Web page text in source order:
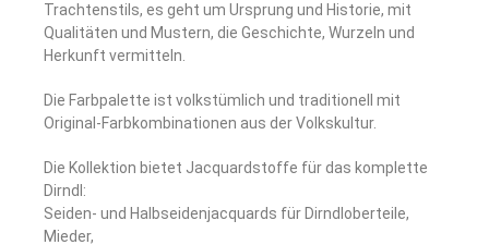
Trachtenstils, es geht um Ursprung und Historie, mit
Qualitäten und Mustern, die Geschichte, Wurzeln und
Herkunft vermitteln.
Die Farbpalette ist volkstümlich und traditionell mit
Original-Farbkombinationen aus der Volkskultur.
Die Kollektion bietet Jacquardstoffe für das komplette
Dirndl:
Seiden- und Halbseidenjacquards für Dirndloberteile,
Mieder,